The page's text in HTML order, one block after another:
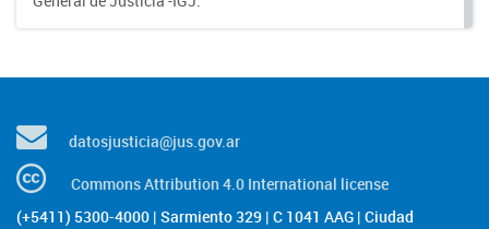
datosjusticia@jus.gov.ar
Commons Attribution 4.0 International license
(+5411) 5300-4000 | Sarmiento 329 | C 1041 AAG | Ciudad